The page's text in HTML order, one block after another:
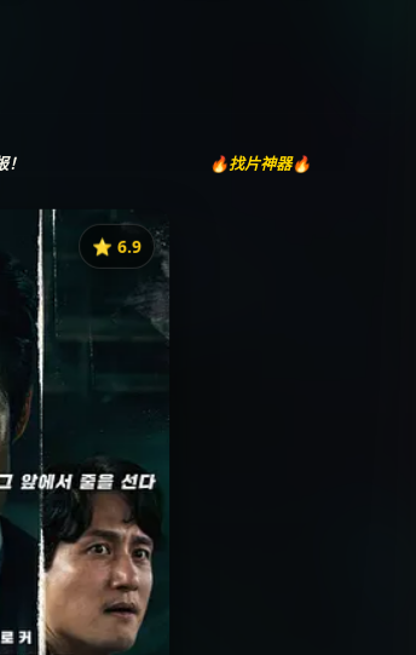
🔥找片神器🔥
⭐️ 6.9
野党》
2025年